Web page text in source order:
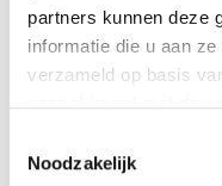
partners kunnen deze
informatie die u aan
verzameld op basis
Noodzakelijk